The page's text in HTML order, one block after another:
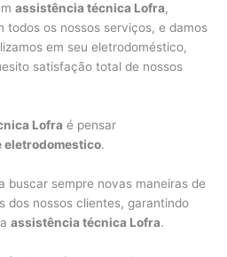
assistência técnica Lofra,
todos os nossos serviços, e damos
em seu eletrodoméstico,
satisfação total de nossos
Lofra é pensar
eletrodomestico.
buscar sempre novas maneiras de
dos nossos clientes, garantindo
assistência técnica Lofra.